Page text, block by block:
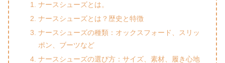
ナースシューズとは。
ナースシューズとは？歴史と特徴
ナースシューズの種類：オックスフォード、スリッ
ポン、ブーツなど
ナースシューズの選び方：サイズ、素材、履き心地